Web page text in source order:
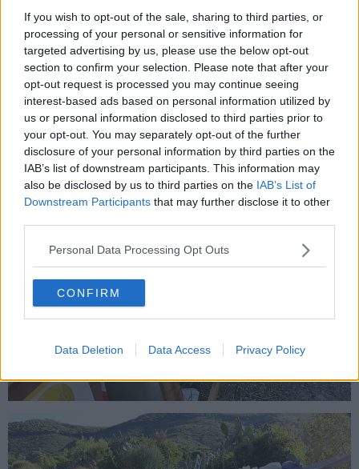
If you wish to opt-out of the sale, sharing to third parties, or
processing of your personal or sensitive information for
targeted advertising by us, please use the below opt-out
section to confirm your selection. Please note that after your
opt-out request is processed you may continue seeing
interest-based ads based on personal information utilized by
us or personal information disclosed to third parties prior to
your opt-out. You may separately opt-out of the further
disclosure of your personal information by third parties on the
IAB’s list of downstream participants. This information may
also be disclosed by us to third parties on the IAB’s List of
Downstream Participants that may further disclose it to other
Personal Data Processing Opt Outs
CONFIRM
Data Deletion Data Access Privacy Policy
raccolta porta a porta", prosegue Legambiente.
"E’ chiaro che una situazione di questo tipo non può essere
ulteriormente tollerata. Invitiamo tutti, a partire da chi usufruisce di
quell’area di raccolta multipla, a rispettare le regole ed Esa e
Comune di Capoliveri a intervenire per riportare a normalità una
situazione che normale non sembra", conclude l'associazione.